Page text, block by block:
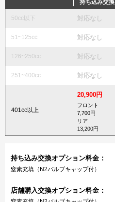
持ち込み交換
50cc以下 対応なし
51~125cc 対応なし
126~250cc 対応なし
251~400cc 対応なし
401cc以上
20,900円
フロント
7,700円
リア
13,200円
持ち込み交換オプション料金：
窒素充填（N2バルブキャップ付）
店舗購入交換オプション料金：